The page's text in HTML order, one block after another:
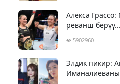
Алекса
реванш берүү...
5902960
Элдик пикир: